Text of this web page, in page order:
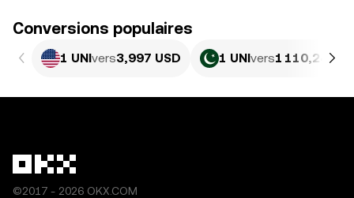
Conversions populaires
1 UNIvers3,997 USD 1 UNIvers1 110,24
©2017 - 2026 OKX.COM